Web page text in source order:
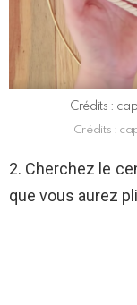
Crédits :
Crédits :
2. Cherchez le
que vous aurez